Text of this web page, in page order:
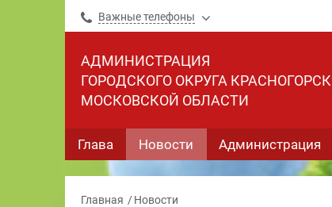
Важные телефоны
АДМИНИСТРАЦИЯ
ГОРОДСКОГО ОКРУГА КРАСНОГОРСК
МОСКОВСКОЙ ОБЛАСТИ
Глава Новости Администрация
Главная Новости